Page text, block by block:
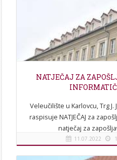
NATJEČAJ ZA
Veleučilište u Karlovcu, Trg
raspisuje NATJEČAJ za
natječaj za
11.07.2022